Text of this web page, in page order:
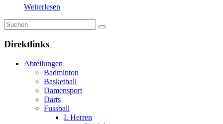
Weiterlesen
Direktlinks
Abteilungen
Badminton
Basketball
Damensport
Darts
Fussball
I. Herren